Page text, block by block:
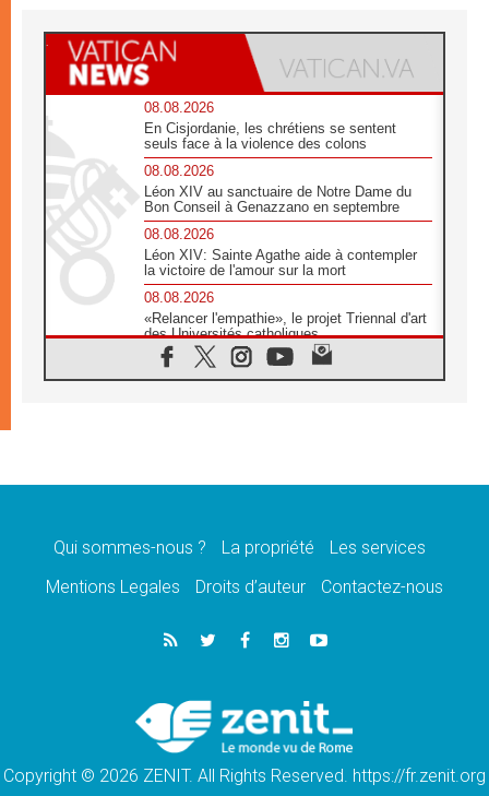
08.08.2026
En Cisjordanie, les chrétiens se sentent
seuls face à la violence des colons
08.08.2026
Léon XIV au sanctuaire de Notre Dame du
Bon Conseil à Genazzano en septembre
08.08.2026
Léon XIV: Sainte Agathe aide à contempler
la victoire de l'amour sur la mort
08.08.2026
«Relancer l'empathie», le projet Triennal d'art
des Universités catholiques
08.08.2026
Signis 2026, donner la parole aux religieuses
07.08.2026
07.08.2026
de l'Assomption et mémoire nationale
«La paix commence par l'empathie» estime
le cardinal Parolin
En Colombie, «la paix ne s'achète pas avec
une signature»
Qui sommes-nous ? La propriété
Les services
Mentions Legales
Droits d’auteur Contactez-nous
Copyright © 2026 ZENIT. All Rights Reserved. https://fr.zenit.org